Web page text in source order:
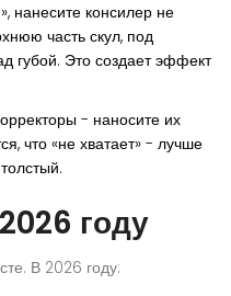
нанесите консилер не
часть скул, под
губой. Это создает эффект
- наносите их
что «не хватает» - лучше
году
В 2026 году: